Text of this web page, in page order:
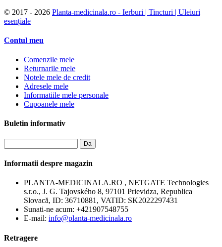
© 2017 - 2026 Planta-medicinala.ro - Ierburi | Tincturi | Uleiuri
esențiale
Contul meu
Comenzile mele
Returnarile mele
Notele mele de credit
Adresele mele
Informatiile mele personale
Cupoanele mele
Buletin informativ
Da
Informatii despre magazin
PLANTA-MEDICINALA.RO , NETGATE Technologies
s.r.o., J. G. Tajovského 8, 97101 Prievidza, Republica
Slovacă, ID: 36710881, VATID: SK2022297431
Sunati-ne acum: +421907548755
E-mail: info@planta-medicinala.ro
Retragere